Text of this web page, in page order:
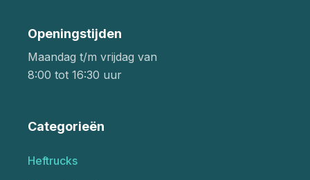
Openingstijden
Maandag t/m vrijdag van
8:00 tot 16:30 uur
Categorieën
Heftrucks